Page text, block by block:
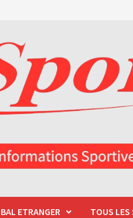
ETRANGER TOUS LES